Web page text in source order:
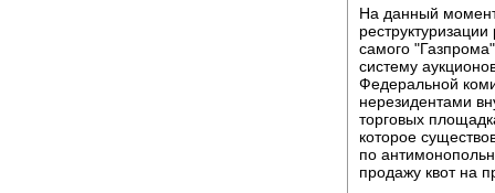
На данный
самого
систему
Федеральной
нерезидентами
торговых
которое
по
продажу квот на